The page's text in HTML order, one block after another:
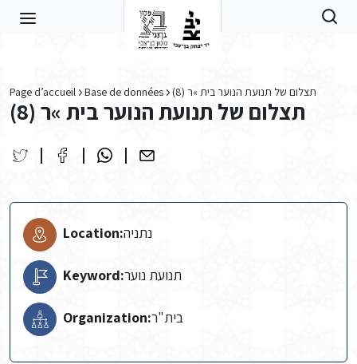
Page d’accueil Base de données תצלום של תנועת הנוער בית »ר (8)
תצלום של תנועת הנוער בית »ר (8)
Location:נתניה
Keyword:תנועת נוער
Organization: